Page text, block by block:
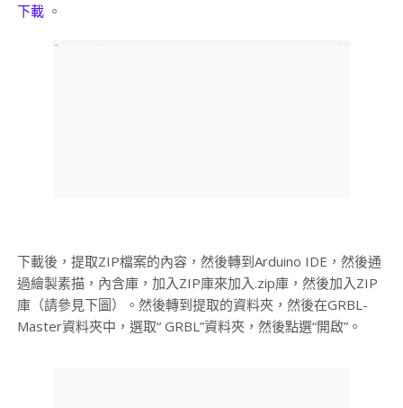
下載 。
下載後，提取ZIP檔案的內容，然後轉到Arduino IDE，然後通
過繪製素描，內含庫，加入ZIP庫來加入.zip庫，然後加入ZIP
庫（請參見下圖）。然後轉到提取的資料夾，然後在GRBL-
Master資料夾中，選取“ GRBL”資料夾，然後點選“開啟”。